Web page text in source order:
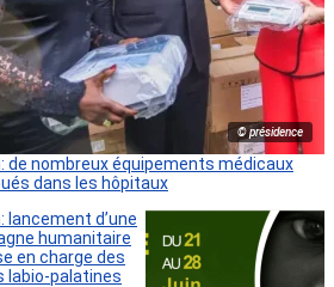
© présidence
de nombreux équipements médicaux
dans les hôpitaux
lancement d’une
humanitaire
en charge des
labio-palatines